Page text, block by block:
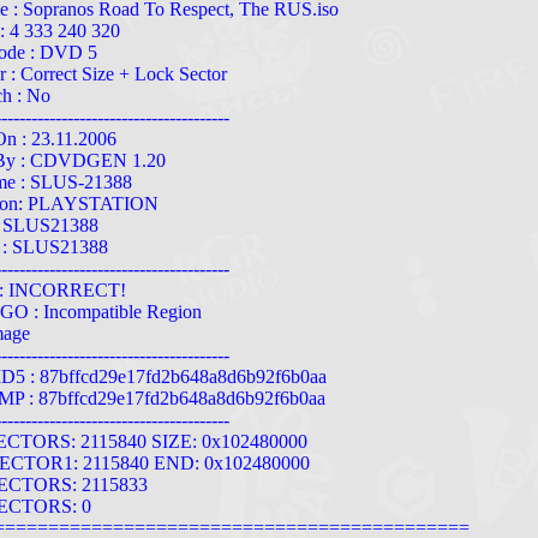
: Sopranos Road To Respect, The RUS.iso
4 333 240 320
: DVD 5
: Correct Size + Lock Sector
: No
: 23.11.2006
: CDVDGEN 1.20
: SLUS-21388
PLAYSTATION
SLUS21388
INCORRECT!
: Incompatible Region
: 87bffcd29e17fd2b648a8d6b92f6b0aa
: 87bffcd29e17fd2b648a8d6b92f6b0aa
2115840 SIZE: 0x102480000
2115840 END: 0x102480000
2115833
0